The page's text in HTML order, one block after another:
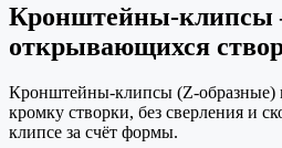
Кронштейны-клипсы
открывающихся
Кронштейны-клипсы (Z-образные)
кромку створки, без сверления и
клипсе за счёт формы.